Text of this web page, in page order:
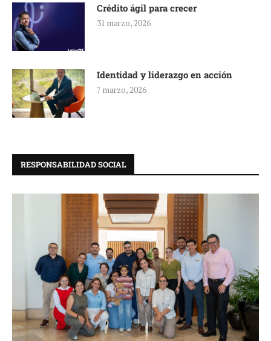
Crédito ágil para crecer
31 marzo, 2026
Identidad y liderazgo en acción
7 marzo, 2026
RESPONSABILIDAD SOCIAL